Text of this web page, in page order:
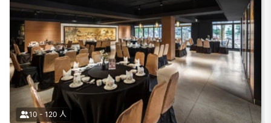
10 - 120 人